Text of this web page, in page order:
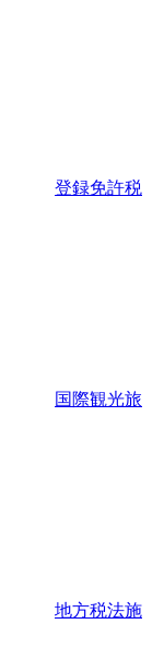
登録免許税
国際観光旅
地方税法施